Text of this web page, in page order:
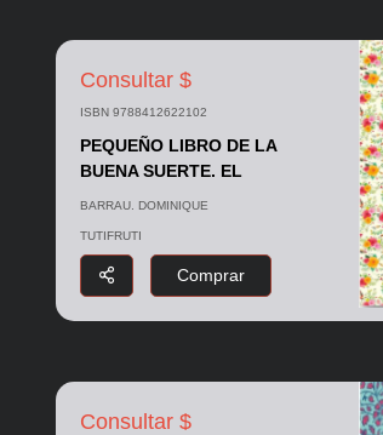
Consultar $
ISBN 9788412622102
PEQUEÑO LIBRO DE LA
BUENA SUERTE. EL
BARRAU. DOMINIQUE
TUTIFRUTI
Comprar
Consultar $